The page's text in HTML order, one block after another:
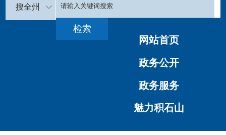
搜全州
网站首页
政务公开
政务服务
魅力积石山